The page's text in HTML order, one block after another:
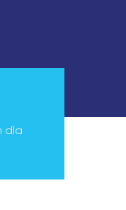
dla